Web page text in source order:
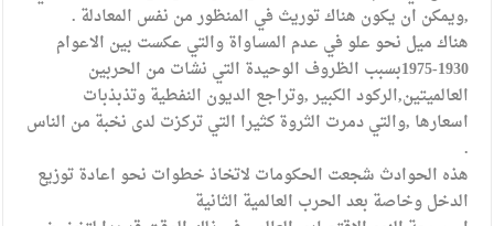
,ويمكن ان يكون هناك توريث في المنظور من نفس المعادلة .
هناك ميل نحو علو في عدم المساواة والتي عكست بين الاعوام
1930-1975بسبب الظروف الوحيدة التي نشات من الحربين
العالميتين,الركود الكبير ,وتراجع الديون النفطية وتذبذبات
اسعارها ,والتي دمرت الثروة كثيرا التي تركزت لدى نخبة من الناس
.
هذه الحوادث شجعت الحكومات لاتخاذ خطوات نحو اعادة توزيع
الدخل وخاصة بعد الحرب العالمية الثانية